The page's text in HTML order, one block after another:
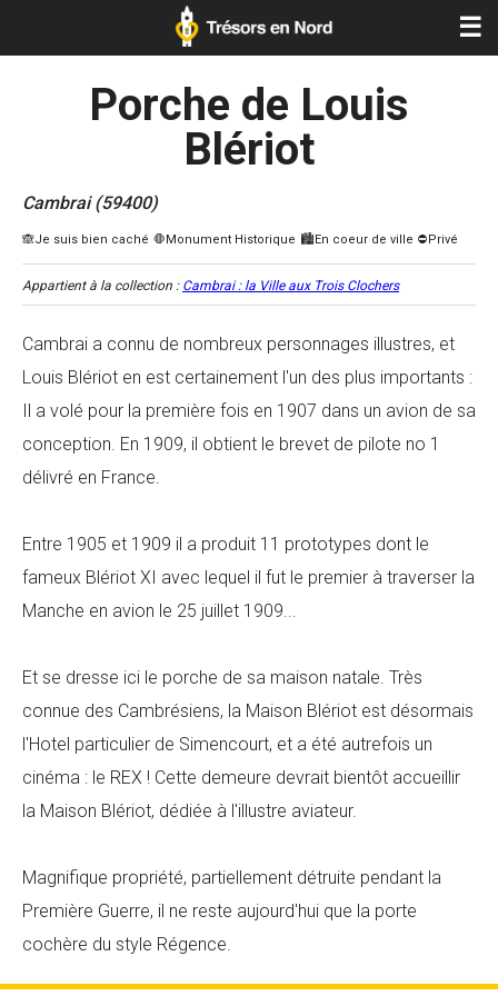
☰
Porche de Louis
Blériot
Cambrai (59400)
Appartient à la collection : Cambrai : la Ville aux Trois Clochers
Cambrai a connu de nombreux personnages illustres, et
Louis Blériot en est certainement l'un des plus importants :
Il a volé pour la première fois en 1907 dans un avion de sa
conception. En 1909, il obtient le brevet de pilote no 1
délivré en France.
Entre 1905 et 1909 il a produit 11 prototypes dont le
fameux Blériot XI avec lequel il fut le premier à traverser la
Manche en avion le 25 juillet 1909...
Et se dresse ici le porche de sa maison natale. Très
connue des Cambrésiens, la Maison Blériot est désormais
l'Hotel particulier de Simencourt, et a été autrefois un
cinéma : le REX ! Cette demeure devrait bientôt accueillir
la Maison Blériot, dédiée à l'illustre aviateur.
Magnifique propriété, partiellement détruite pendant la
Première Guerre, il ne reste aujourd'hui que la porte
cochère du style Régence.